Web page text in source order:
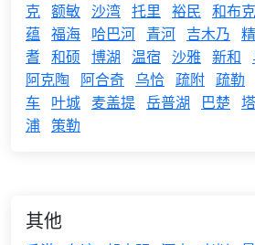
克 额敏 沙湾 托里 裕民 和布
蕴 福海 哈巴河 青河 吉木乃
耆 和硕 博湖 温宿 沙雅 新和
阿克陶
阿合奇 乌恰 疏附 疏勒
车
叶城 麦盖提 岳普湖 巴楚
浦 策勒
其他